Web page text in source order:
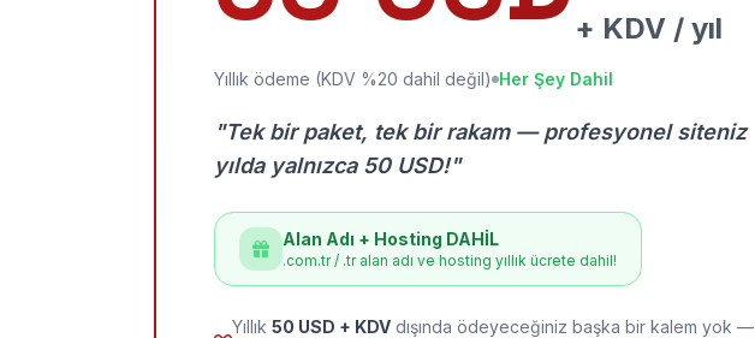
+ KDV / yıl
Yıllık ödeme (KDV %20 dahil değil) Her Şey Dahil
"Tek bir paket, tek bir rakam — profesyonel siteniz
yılda yalnızca 50 USD!"
Alan Adı + Hosting DAHİL
.com.tr / .tr alan adı ve hosting yıllık ücrete dahil!
Yıllık 50 USD + KDV dışında ödeyeceğiniz başka bir kalem yok —